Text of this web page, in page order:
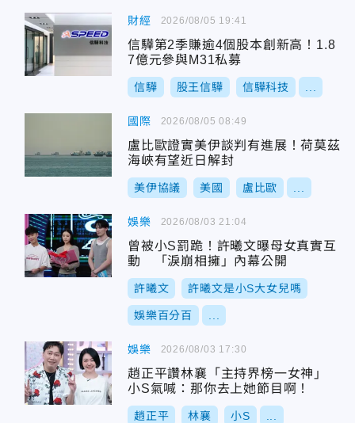
財經
信驊第2季賺逾4個股本創新高！1.8
7億元參與M31私募
信驊 股王信驊 信驊科技
2026/08/05 19:41
國際
盧比歐證實美伊談判有進展！荷莫茲
海峽有望近日解封
美伊協議 美國 盧比歐
2026/08/05 08:49
娛樂
曾被小S罰跪！許曦文曝母女真實互
動 「淚崩相擁」內幕公開
許曦文 許曦文是小S大女兒嗎
娛樂百分百
2026/08/03 21:04
娛樂
趙正平讚林襄「主持界榜一女神」
小S氣喊：那你去上她節目啊！
趙正平 林襄 小S
2026/08/03 17:30